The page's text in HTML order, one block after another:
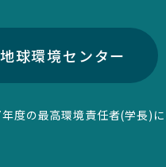
地球環境センター
度の最高環境責任者(学長)